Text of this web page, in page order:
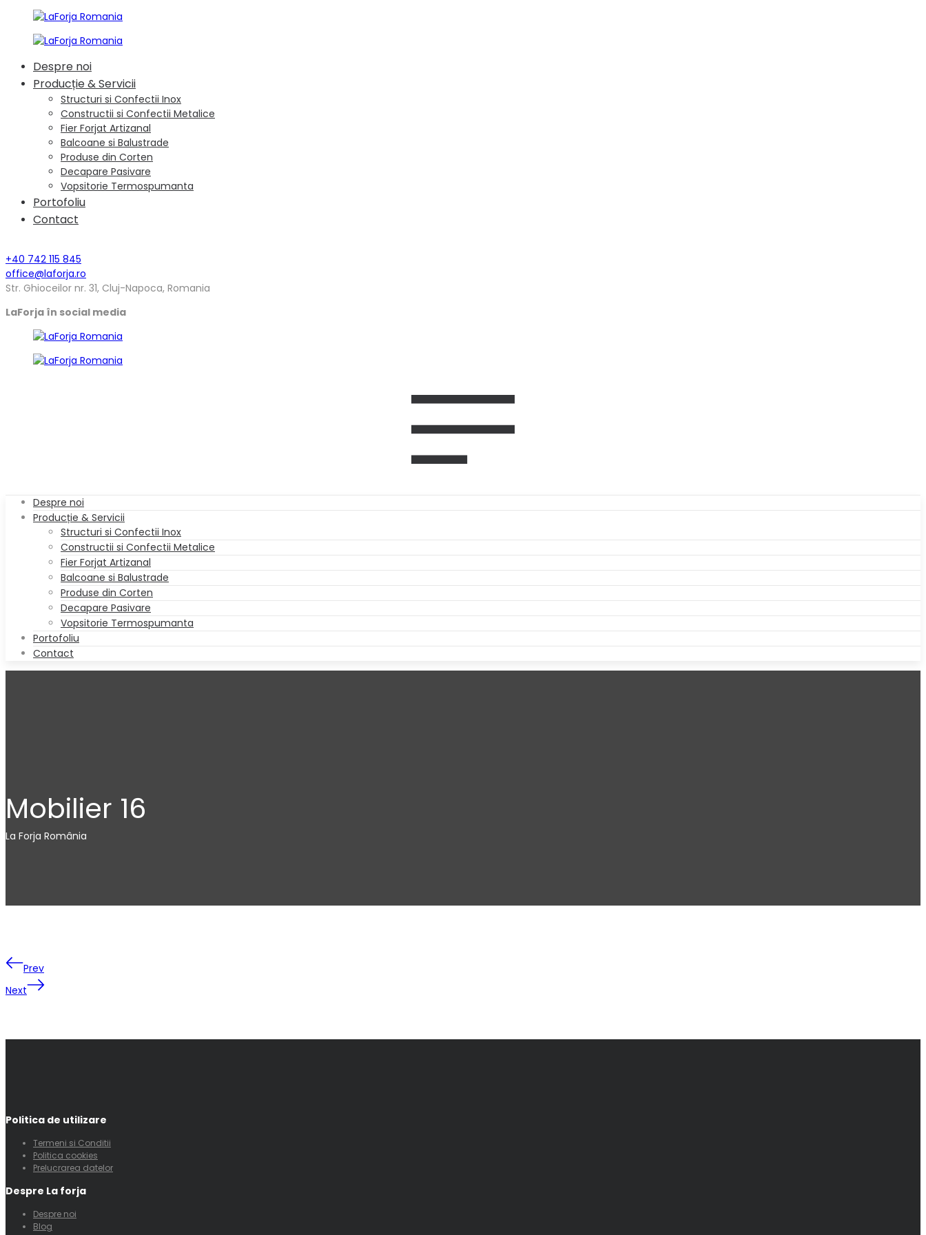
Despre noi
Producție & Servicii
Structuri si Confectii Inox
Constructii si Confectii Metalice
Fier Forjat Artizanal
Balcoane si Balustrade
Produse din Corten
Decapare Pasivare
Vopsitorie Termospumanta
Portofoliu
Contact
+40 742 115 845
office@laforja.ro
Str. Ghioceilor nr. 31, Cluj-Napoca, Romania
LaForja în social media
Despre noi
Producție & Servicii
Structuri si Confectii Inox
Constructii si Confectii Metalice
Fier Forjat Artizanal
Balcoane si Balustrade
Produse din Corten
Decapare Pasivare
Vopsitorie Termospumanta
Portofoliu
Contact
Mobilier 16
La Forja România
Prev
Next
Politica de utilizare
Termeni si Conditii
Politica cookies
Prelucrarea datelor
Despre La forja
Despre noi
Blog